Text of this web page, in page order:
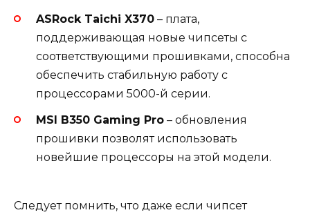
ASRock Taichi X370 – плата,
поддерживающая новые чипсеты с
соответствующими прошивками, способна
обеспечить стабильную работу с
процессорами 5000-й серии.
MSI B350 Gaming Pro – обновления
прошивки позволят использовать
новейшие процессоры на этой модели.
Следует помнить, что даже если чипсет